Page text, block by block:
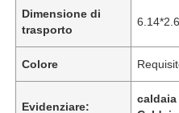
Dimensione di
trasporto
Colore
Evidenziare: